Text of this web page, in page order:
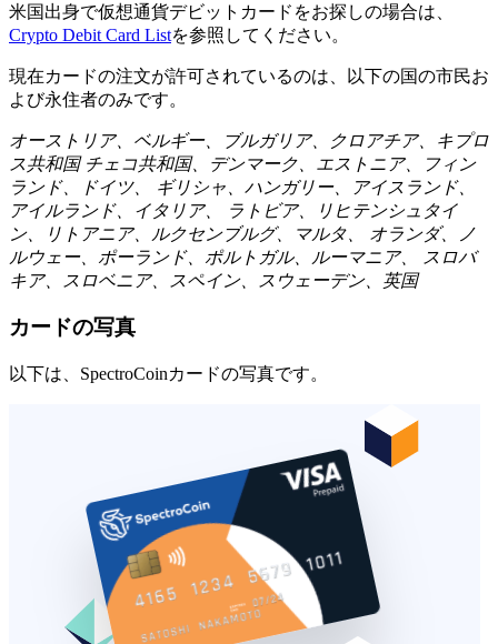
米国出身で仮想通貨デビットカードをお探しの場合は、
Crypto Debit Card Listを参照してください。
現在カードの注文が許可されているのは、以下の国の市民お
よび永住者のみです。
オーストリア、ベルギー、ブルガリア、クロアチア、キプロ
ス共和国 チェコ共和国、デンマーク、エストニア、フィン
ランド、ドイツ、 ギリシャ、ハンガリー、アイスランド、
アイルランド、イタリア、 ラトビア、リヒテンシュタイ
ン、リトアニア、ルクセンブルグ、マルタ、 オランダ、ノ
ルウェー、ポーランド、ポルトガル、ルーマニア、 スロバ
キア、スロベニア、スペイン、スウェーデン、英国
カードの写真
以下は、SpectroCoinカードの写真です。